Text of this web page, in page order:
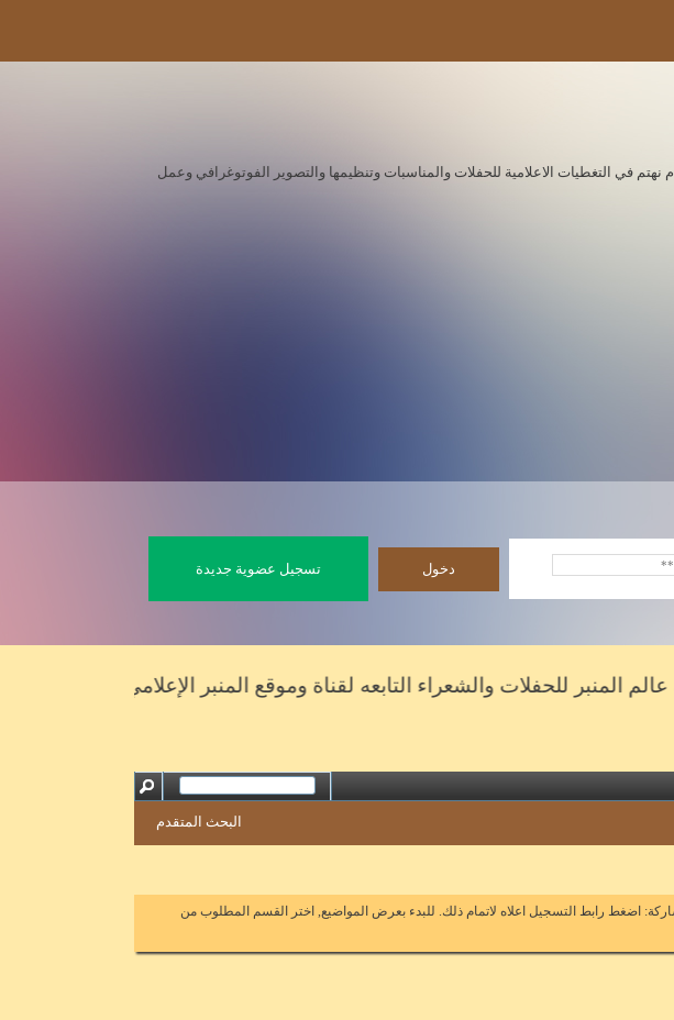
نهتم في التغطيات الاعلامية للحفلات والمناسبات وتنظيمها والتصوير الفوتوغرافي وعمل
تسجيل عضوية جديدة
للحفلات والشعراء التابعه لقناة وموقع المنبر الإعلامي
البحث المتقدم
اضغط رابط التسجيل اعلاه لاتمام ذلك. للبدء بعرض المواضيع, اختر القسم المطلوب من